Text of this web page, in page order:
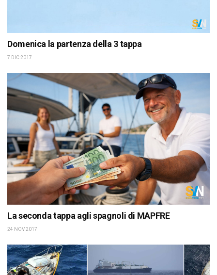
Domenica la partenza della 3 tappa
7 DIC 2017
La seconda tappa agli spagnoli di MAPFRE
24 NOV 2017